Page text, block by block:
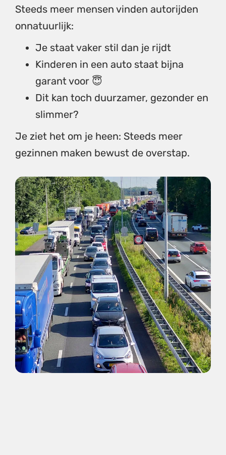
Steeds meer mensen vinden autorijden
onnatuurlijk:
Je staat vaker stil dan je rijdt
Kinderen in een auto staat bijna
garant voor 😇
Dit kan toch duurzamer, gezonder en
slimmer?
Je ziet het om je heen: Steeds meer
gezinnen maken bewust de overstap.